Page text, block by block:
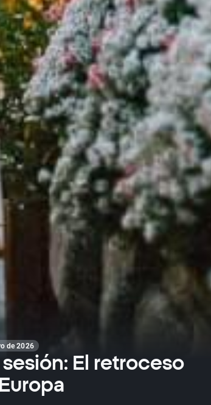
de 2026
El retroceso